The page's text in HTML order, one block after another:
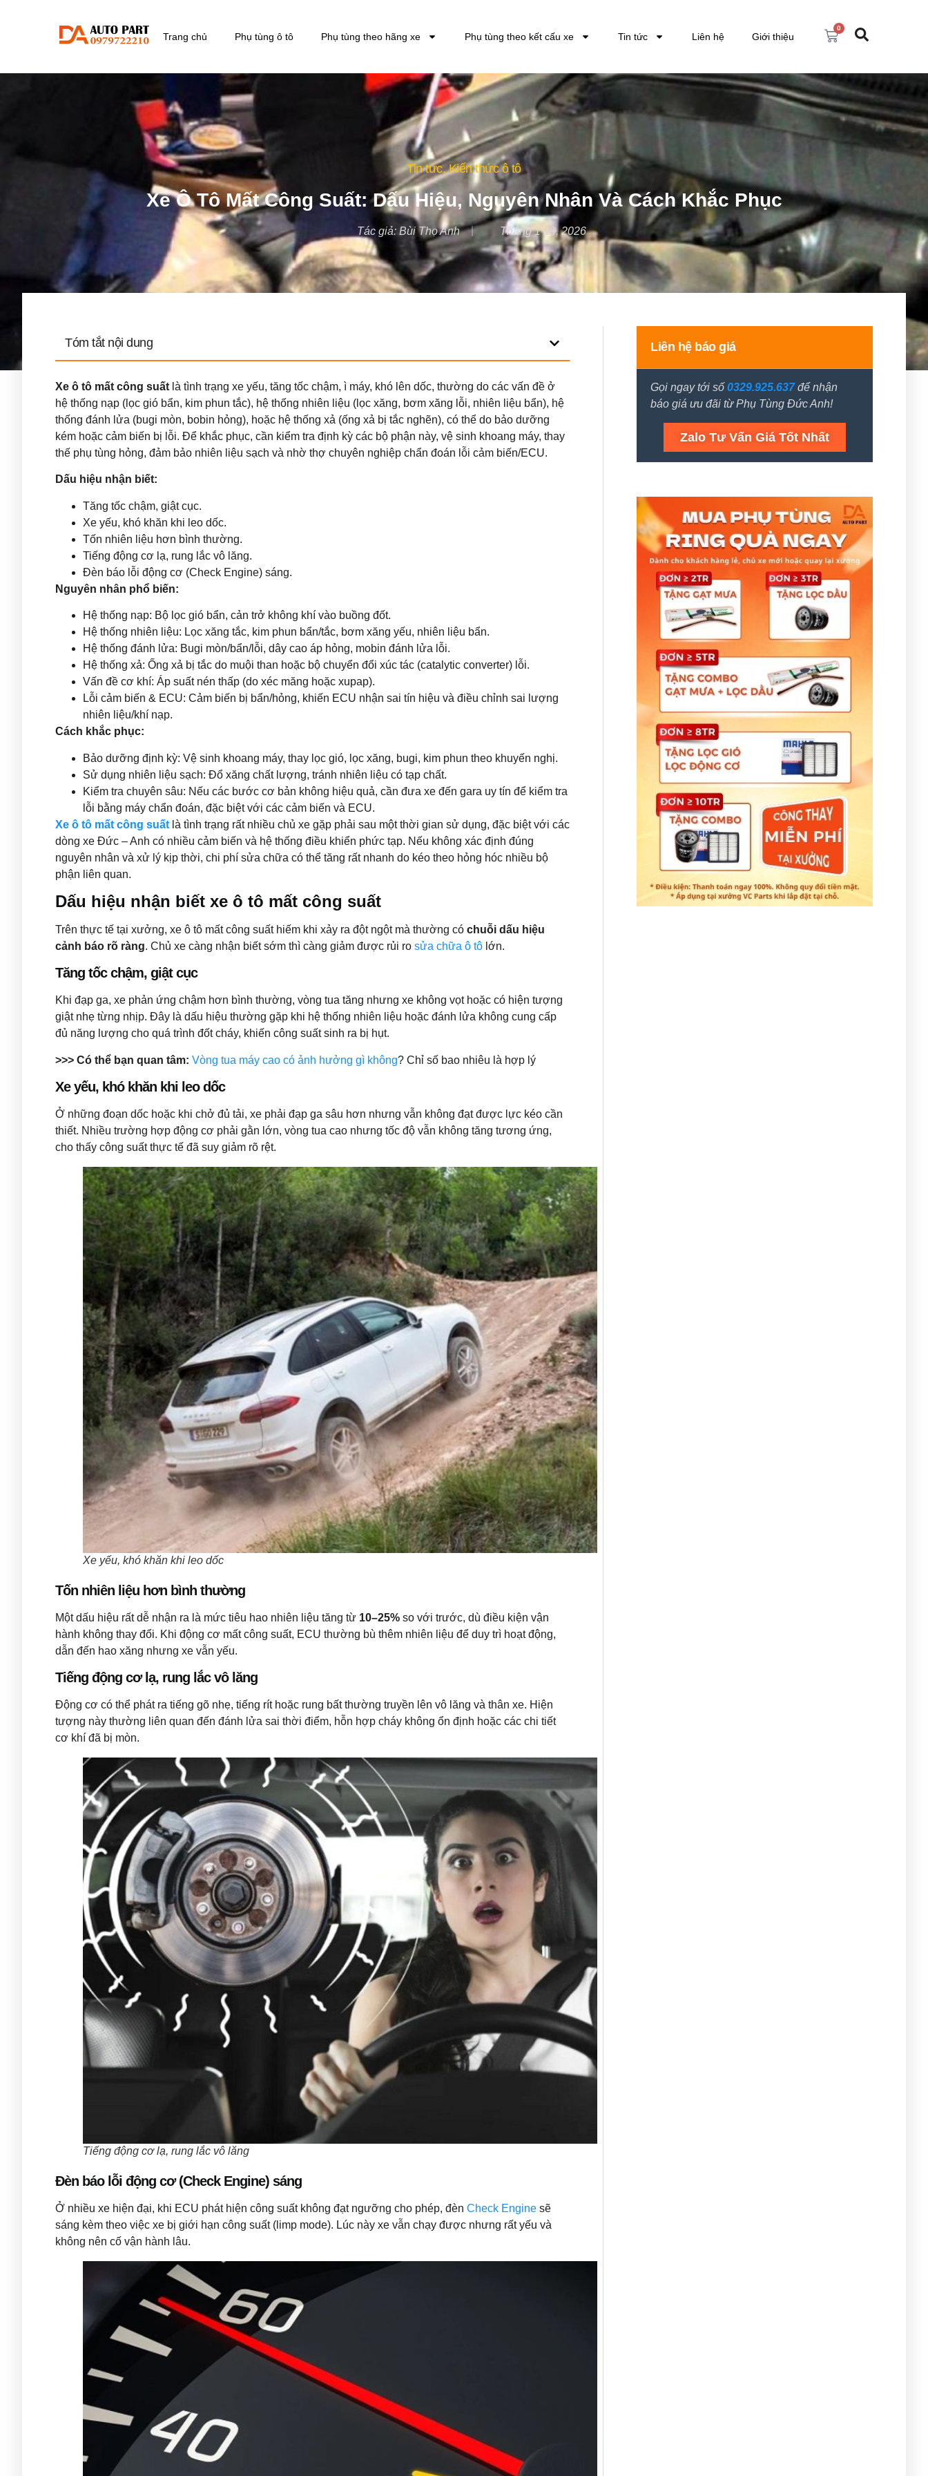
Trang chủ Phụ tùng ô tô Phụ tùng theo hãng xe Phụ tùng theo kết cấu xe Tin tức Liên hệ Giới thiệu
0
Tin tức,Kiến thức ô tô
Xe Ô Tô Mất Công Suất: Dấu Hiệu, Nguyên Nhân Và Cách Khắc Phục
Tác giả: Bùi Thọ Anh Tháng 1 19, 2026
Tóm tắt nội dung
Xe ô tô mất công suất là tình trạng xe yếu, tăng tốc chậm, ì máy, khó lên dốc, thường do các vấn đề ở
hệ thống nạp (lọc gió bẩn, kim phun tắc), hệ thống nhiên liệu (lọc xăng, bơm xăng lỗi, nhiên liệu bẩn), hệ
thống đánh lửa (bugi mòn, bobin hỏng), hoặc hệ thống xả (ống xả bị tắc nghẽn), có thể do bảo dưỡng
kém hoặc cảm biến bị lỗi. Để khắc phục, cần kiểm tra định kỳ các bộ phận này, vệ sinh khoang máy, thay
thế phụ tùng hỏng, đảm bảo nhiên liệu sạch và nhờ thợ chuyên nghiệp chẩn đoán lỗi cảm biến/ECU.
Dấu hiệu nhận biết:
Tăng tốc chậm, giật cục.
Xe yếu, khó khăn khi leo dốc.
Tốn nhiên liệu hơn bình thường.
Tiếng động cơ lạ, rung lắc vô lăng.
Đèn báo lỗi động cơ (Check Engine) sáng.
Nguyên nhân phổ biến:
Hệ thống nạp: Bộ lọc gió bẩn, cản trở không khí vào buồng đốt.
Hệ thống nhiên liệu: Lọc xăng tắc, kim phun bẩn/tắc, bơm xăng yếu, nhiên liệu bẩn.
Hệ thống đánh lửa: Bugi mòn/bẩn/lỗi, dây cao áp hỏng, mobin đánh lửa lỗi.
Hệ thống xả: Ống xả bị tắc do muội than hoặc bộ chuyển đổi xúc tác (catalytic converter) lỗi.
Vấn đề cơ khí: Áp suất nén thấp (do xéc măng hoặc xupap).
Lỗi cảm biến & ECU: Cảm biến bị bẩn/hỏng, khiến ECU nhận sai tín hiệu và điều chỉnh sai lượng
nhiên liệu/khí nạp.
Cách khắc phục:
Bảo dưỡng định kỳ: Vệ sinh khoang máy, thay lọc gió, lọc xăng, bugi, kim phun theo khuyến nghị.
Sử dụng nhiên liệu sạch: Đổ xăng chất lượng, tránh nhiên liệu có tạp chất.
Kiểm tra chuyên sâu: Nếu các bước cơ bản không hiệu quả, cần đưa xe đến gara uy tín để kiểm tra
lỗi bằng máy chẩn đoán, đặc biệt với các cảm biến và ECU.
Xe ô tô mất công suất là tình trạng rất nhiều chủ xe gặp phải sau một thời gian sử dụng, đặc biệt với các
dòng xe Đức – Anh có nhiều cảm biến và hệ thống điều khiển phức tạp. Nếu không xác định đúng
nguyên nhân và xử lý kịp thời, chi phí sửa chữa có thể tăng rất nhanh do kéo theo hỏng hóc nhiều bộ
phận liên quan.
Dấu hiệu nhận biết xe ô tô mất công suất
Trên thực tế tại xưởng, xe ô tô mất công suất hiếm khi xảy ra đột ngột mà thường có chuỗi dấu hiệu
cảnh báo rõ ràng. Chủ xe càng nhận biết sớm thì càng giảm được rủi ro sửa chữa ô tô lớn.
Tăng tốc chậm, giật cục
Khi đạp ga, xe phản ứng chậm hơn bình thường, vòng tua tăng nhưng xe không vọt hoặc có hiện tượng
giật nhẹ từng nhịp. Đây là dấu hiệu thường gặp khi hệ thống nhiên liệu hoặc đánh lửa không cung cấp
đủ năng lượng cho quá trình đốt cháy, khiến công suất sinh ra bị hụt.
>>> Có thể bạn quan tâm: Vòng tua máy cao có ảnh hưởng gì không? Chỉ số bao nhiêu là hợp lý
Xe yếu, khó khăn khi leo dốc
Ở những đoạn dốc hoặc khi chở đủ tải, xe phải đạp ga sâu hơn nhưng vẫn không đạt được lực kéo cần
thiết. Nhiều trường hợp động cơ phải gằn lớn, vòng tua cao nhưng tốc độ vẫn không tăng tương ứng,
cho thấy công suất thực tế đã suy giảm rõ rệt.
Xe yếu, khó khăn khi leo dốc
Tốn nhiên liệu hơn bình thường
Một dấu hiệu rất dễ nhận ra là mức tiêu hao nhiên liệu tăng từ 10–25% so với trước, dù điều kiện vận
hành không thay đổi. Khi động cơ mất công suất, ECU thường bù thêm nhiên liệu để duy trì hoạt động,
dẫn đến hao xăng nhưng xe vẫn yếu.
Tiếng động cơ lạ, rung lắc vô lăng
Động cơ có thể phát ra tiếng gõ nhẹ, tiếng rít hoặc rung bất thường truyền lên vô lăng và thân xe. Hiện
tượng này thường liên quan đến đánh lửa sai thời điểm, hỗn hợp cháy không ổn định hoặc các chi tiết
cơ khí đã bị mòn.
Tiếng động cơ lạ, rung lắc vô lăng
Đèn báo lỗi động cơ (Check Engine) sáng
Ở nhiều xe hiện đại, khi ECU phát hiện công suất không đạt ngưỡng cho phép, đèn Check Engine sẽ
sáng kèm theo việc xe bị giới hạn công suất (limp mode). Lúc này xe vẫn chạy được nhưng rất yếu và
không nên cố vận hành lâu.
Liên hệ báo giá
Gọi ngay tới số0329.925.637để nhận
báo giá ưu đãi từ Phụ Tùng Đức Anh!
Zalo Tư Vấn Giá Tốt Nhất